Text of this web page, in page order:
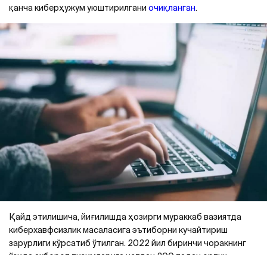
қанча киберҳужум уюштирилгани очиқланган.
Қайд этилишича, йиғилишда ҳозирги мураккаб вазиятда
киберхавфсизлик масаласига эътиборни кучайтириш
зарурлиги кўрсатиб ўтилган. 2022 йил биринчи чоракнинг